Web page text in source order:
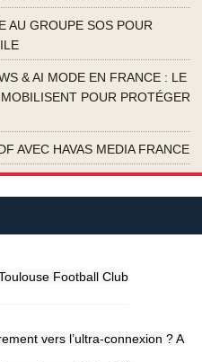
AU GROUPE SOS POUR
& AI MODE EN FRANCE : LE
POUR PROTÉGER
AVEC HAVAS MEDIA FRANCE
Football Club
vers l’ultra-connexion ? A